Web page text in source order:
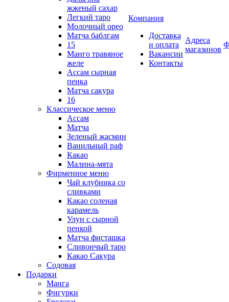
жженый сахар
Легкий таро
Молочный орео
Матча баблгам
15
Манго травяное
желе
Ассам сырная
пенка
Матча сакура
16
Классическое меню
Ассам
Матча
Зеленый жасмин
Ванильный раф
Какао
Малина-мята
Фирменное меню
Чай клубника со
сливками
Какао соленая
карамель
Улун с сырной
пенкой
Матча фисташка
Сливончый таро
Какао Сакура
Содовая
Подарки
Манга
Фигурки
Компания
Доставка
и оплата
Вакансии
Контакты
Адреса
магазинов